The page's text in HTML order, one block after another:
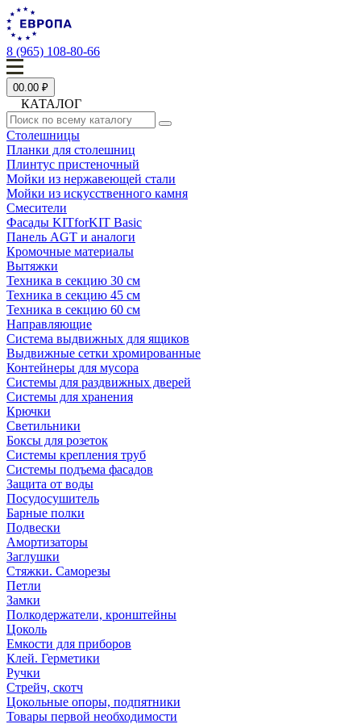
8 (965) 108-80-66
00.00 ₽
КАТАЛОГ
Столешницы
Планки для столешниц
Плинтус пристеночный
Мойки из нержавеющей стали
Мойки из искусственного камня
Смесители
Фасады KITforKIT Basic
Панель AGT и аналоги
Кромочные материалы
Вытяжки
Техника в секцию 30 см
Техника в секцию 45 см
Техника в секцию 60 см
Направляющие
Система выдвижных для ящиков
Выдвижные сетки хромированные
Контейнеры для мусора
Системы для раздвижных дверей
Системы для хранения
Крючки
Светильники
Боксы для розеток
Системы крепления труб
Системы подъема фасадов
Защита от воды
Посудосушитель
Барные полки
Подвески
Амортизаторы
Заглушки
Стяжки. Саморезы
Петли
Замки
Полкодержатели, кронштейны
Цоколь
Емкости для приборов
Клей. Герметики
Ручки
Стрейч, скотч
Цокольные опоры, подпятники
Товары первой необходимости